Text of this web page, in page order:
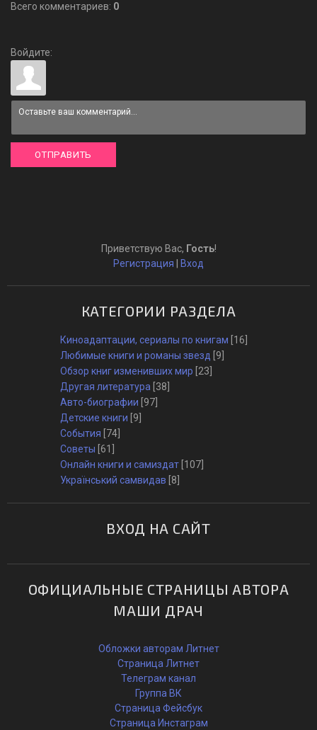
Всего комментариев: 0
Войдите:
ОТПРАВИТЬ
Приветствую Вас, Гость!
Регистрация
Вход
КАТЕГОРИИ РАЗДЕЛА
Киноадаптации, сериалы по книгам [16]
Любимые книги и романы звезд [9]
Обзор книг изменивших мир [23]
Другая литература [38]
Авто-биографии [97]
Детские книги [9]
События [74]
Советы [61]
Онлайн книги и самиздат [107]
Український самвидав [8]
ВХОД НА САЙТ
ОФИЦИАЛЬНЫЕ СТРАНИЦЫ АВТОРА
МАШИ ДРАЧ
Обложки авторам Литнет
Страница Литнет
Телеграм канал
Группа ВК
Страница Фейсбук
Страница Инстаграм